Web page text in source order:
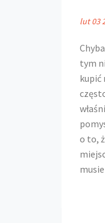
lut 03
tym
kupić
o to,